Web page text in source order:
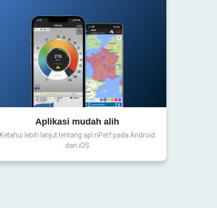
Aplikasi mudah alih
Ketahui lebih lanjut tentang apl nPerf pada Android
dan iOS